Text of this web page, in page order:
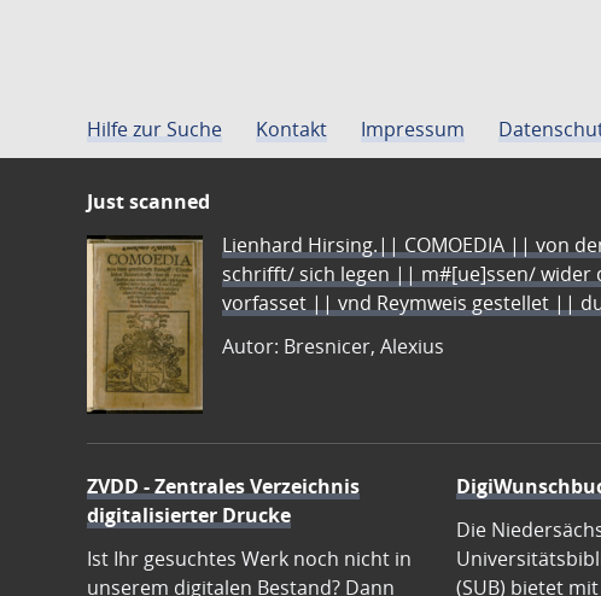
Hilfe zur Suche Kontakt Impressum
Just scanned
Lienhard Hirsing.|| COMOEDIA || von
schrifft/ sich legen || m#[ue]ssen/ wider
vorfasset || vnd Reymweis gestellet ||
Autor: Bresnicer, Alexius
ZVDD - Zentrales Verzeichnis
digitalisierter Drucke
Ist Ihr gesuchtes Werk noch nicht in
unserem digitalen Bestand? Dann
Die
(SUB) bietet